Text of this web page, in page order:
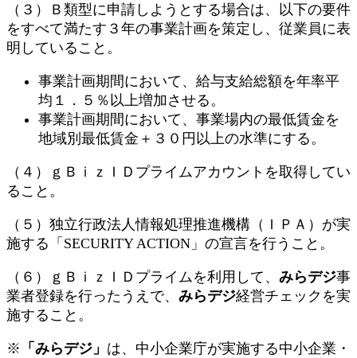
（３）Ｂ類型に申請しようとする場合は、以下の要件
をすべて満たす３年の事業計画を策定し、従業員に表
明していること。
事業計画期間において、給与支給総額を年率平
均１．５％以上増加させる。
事業計画期間において、事業場内の最低賃金を
地域別最低賃金＋３０円以上の水準にする。
（４）ｇＢｉｚＩＤプライムアカウントを取得してい
ること。
（５）独立行政法人情報処理推進機構（ＩＰＡ）が実
施する「SECURITY ACTION」の宣言を行うこと。
（６）ｇＢｉｚＩＤプライムを利用して、 みらデジ事
業者登録を行ったうえで、 みらデジ経営チェックを実
施すること。
※ 「みらデジ」 は、中小企業庁が実施する中小企業・